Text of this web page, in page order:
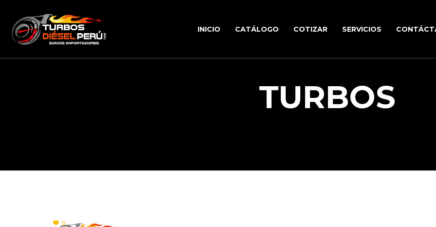
INICIO CATÁLOGO COTIZAR SERVICIOS
TURBOS
0